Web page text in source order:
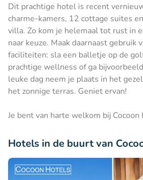
Dit prachtige hotel is recent
charme-kamers, 12 cottage suites
villa. Zo kom je helemaal tot rust in
naar keuze. Maak daarnaast gebruik
faciliteiten: sla een balletje op de
prachtige wellness of ga
leuke dag neem je plaats in het
het zonnige terras. Geniet ervan!
Je bent van harte welkom bij Cocoon
Hotels in de buurt van